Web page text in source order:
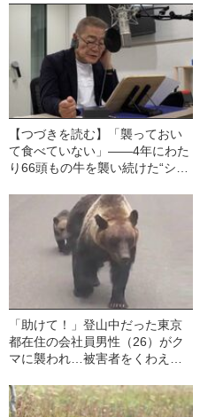
【つづきを読む】「襲っておい
て食べていない」――4年にわた
り66頭もの牛を襲い続けた“シリ
「助けて！」登山中だった東京
都在住の会社員男性（26）がク
マに襲われ…被害者をくわえて
子グマ”の恐ろしさ